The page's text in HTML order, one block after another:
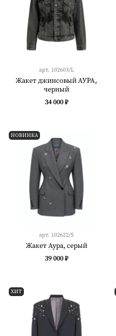
арт. 102603/L
Жакет джинсовый АУРА,
черный
34 000 ₽
НОВИНКА
арт. 102622/S
Жакет Аура, серый
39 000 ₽
ХИТ